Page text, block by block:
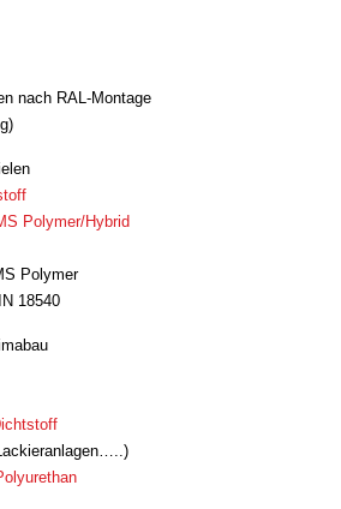
nach RAL-Montage
Polymer/Hybrid
Polymer
18540